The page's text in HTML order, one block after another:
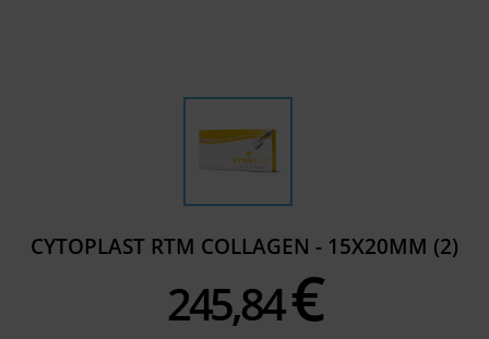
CYTOPLAST RTM COLLAGEN - 15X20MM (2)
245,84€